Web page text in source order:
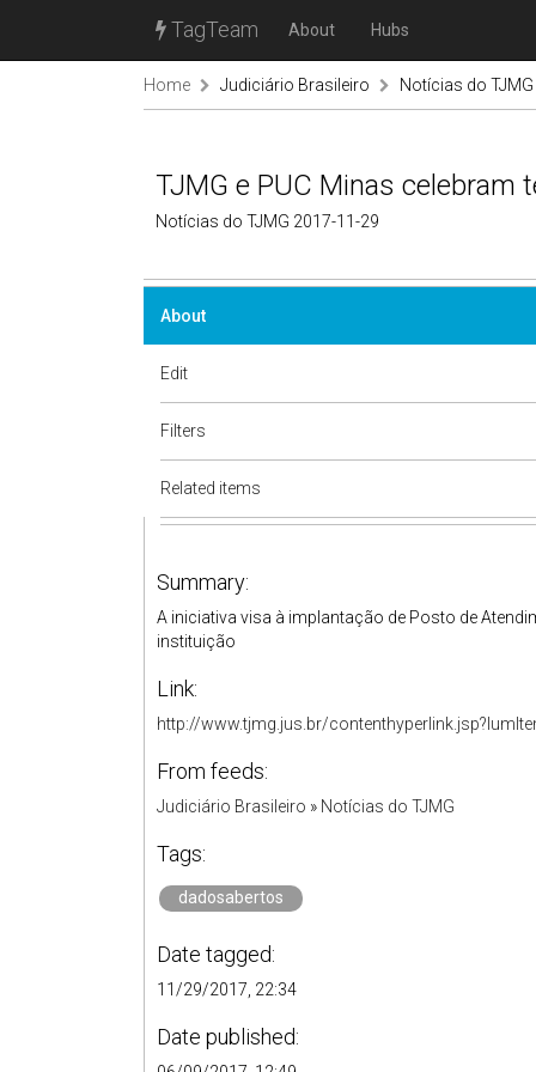
TagTeam About Hubs
Home Judiciário Brasileiro Notícias do TJMG
TJMG e PUC Minas celebram
Notícias do TJMG 2017-11-29
About
Edit
Filters
Related items
Summary:
A iniciativa visa à implantação de Posto de
instituição
Link:
http://www.tjmg.jus.br/
From feeds:
Judiciário Brasileiro » Notícias do TJMG
Tags:
dadosabertos
Date tagged:
11/29/2017, 22:34
Date published: